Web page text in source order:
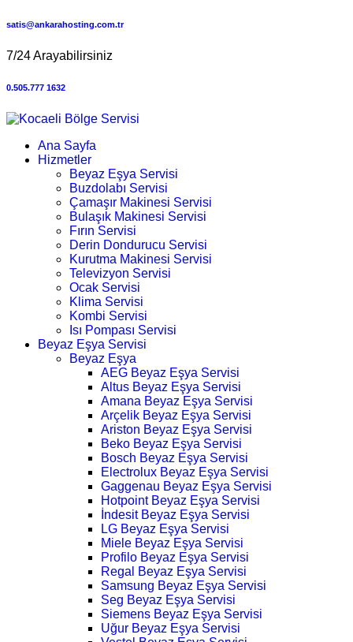
satis@ankarahosting.com.tr
7/24 Arayabilirsiniz
0.505.777 1632
Ana Sayfa
Hizmetler
Beyaz Eşya Servisi
Buzdolabı Servisi
Çamaşır Makinesi Servisi
Bulaşık Makinesi Servisi
Fırın Servisi
Derin Dondurucu Servisi
Kurutma Makinesi Servisi
Televizyon Servisi
Ocak Servisi
Klima Servisi
Kombi Servisi
Isı Pompası Servisi
Beyaz Eşya Servisi
Beyaz Eşya
AEG Beyaz Eşya Servisi
Altus Beyaz Eşya Servisi
Amana Beyaz Eşya Servisi
Arçelik Beyaz Eşya Servisi
Ariston Beyaz Eşya Servisi
Beko Beyaz Eşya Servisi
Bosch Beyaz Eşya Servisi
Electrolux Beyaz Eşya Servisi
Gaggenau Beyaz Eşya Servisi
Hotpoint Beyaz Eşya Servisi
İndesit Beyaz Eşya Servisi
LG Beyaz Eşya Servisi
Miele Beyaz Eşya Servisi
Profilo Beyaz Eşya Servisi
Regal Beyaz Eşya Servisi
Samsung Beyaz Eşya Servisi
Seg Beyaz Eşya Servisi
Siemens Beyaz Eşya Servisi
Uğur Beyaz Eşya Servisi